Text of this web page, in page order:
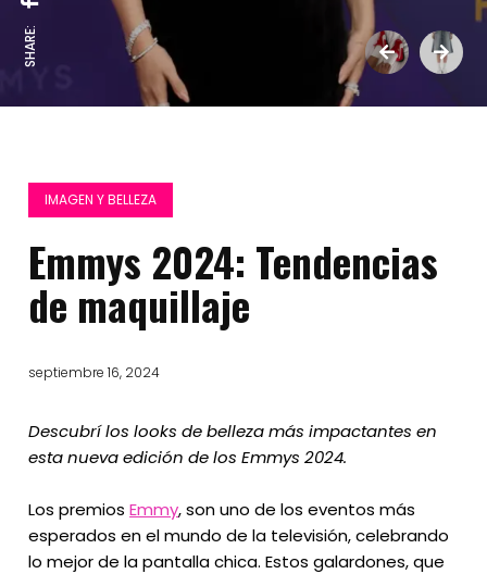
SHARE:
IMAGEN Y BELLEZA
Emmys 2024: Tendencias
de maquillaje
septiembre 16, 2024
Descubrí los looks de belleza más impactantes en
esta nueva edición de los Emmys 2024.
Los premiosEmmy, son uno de los eventos más
esperados en el mundo de la televisión, celebrando
lo mejor de la pantalla chica. Estos galardones, que